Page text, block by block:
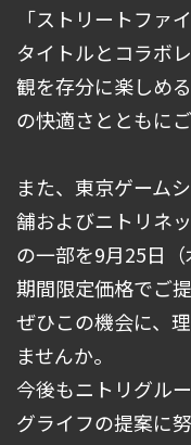
「ストリートファ
タイトルとコラボ
観を存分に楽しめ
の快適さとともに
また、東京ゲーム
舗およびニトリネ
の一部を9月25日
期間限定価格でご
ぜひこの機会に、
ませんか。
今後もニトリグル
グライフの提案に